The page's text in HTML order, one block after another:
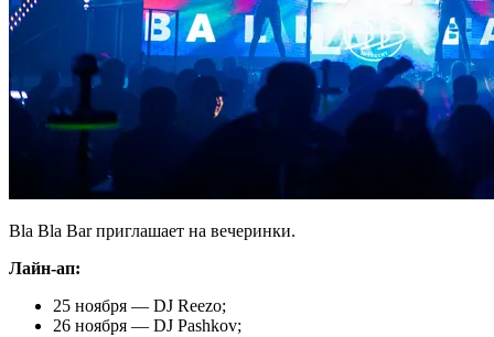
Bla Bla Bar приглашает на вечеринки.
Лайн-ап:
25 ноября — DJ Reezo;
26 ноября — DJ Pashkov;